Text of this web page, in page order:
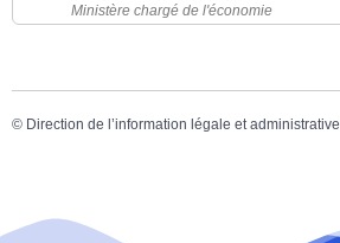
Ministère chargé de l'économie
© Direction de l’information légale et administrative